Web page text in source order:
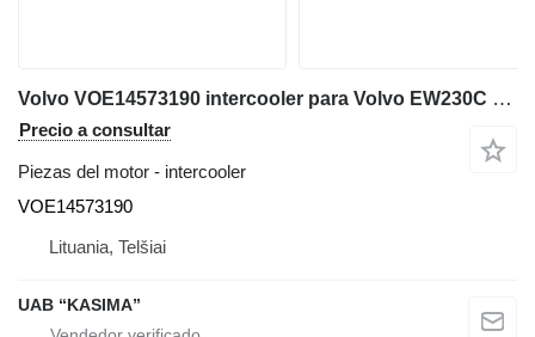
Volvo VOE14573190 intercooler para Volvo EW230C excavadora
Precio a consultar
Piezas del motor - intercooler
VOE14573190
Lituania, Telšiai
UAB “KASIMA”